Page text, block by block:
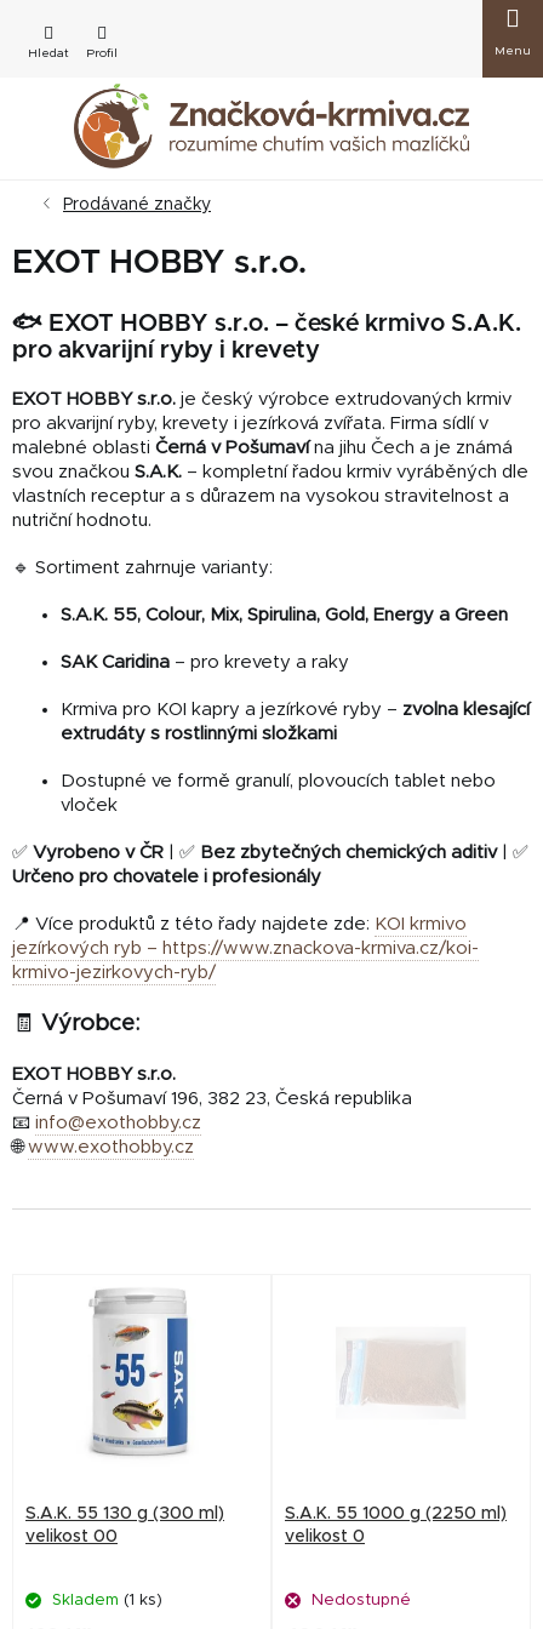
obsah
košík
Prodávané značky
EXOT HOBBY s.r.o.
🐟 EXOT HOBBY s.r.o. – české krmivo S.A.K.
pro akvarijní ryby i krevety
EXOT HOBBY s.r.o. je český výrobce extrudovaných krmiv
pro akvarijní ryby, krevety i jezírková zvířata. Firma sídlí v
malebné oblasti Černá v Pošumavína jihu Čech a je známá
svou značkou S.A.K. – kompletní řadou krmiv vyráběných dle
vlastních receptur a s důrazem na vysokou stravitelnost a
nutriční hodnotu.
🔹 Sortiment zahrnuje varianty:
S.A.K. 55, Colour, Mix, Spirulina, Gold, Energy a Green
SAK Caridina – pro krevety a raky
Krmiva pro KOI kapry a jezírkové ryby – zvolna klesající
extrudáty s rostlinnými složkami
Dostupné ve formě granulí, plovoucích tablet nebo
vloček
✅ Vyrobeno v ČR | ✅ Bez zbytečných chemických aditiv| ✅
Určeno pro chovatele i profesionály
📍 Více produktů z této řady najdete zde: KOI krmivo
jezírkových ryb – https://www.znackova-krmiva.cz/koi-
krmivo-jezirkovych-ryb/
🧾 Výrobce:
EXOT HOBBY s.r.o.
Černá v Pošumaví 196, 382 23, Česká republika
📧 info@exothobby.cz
🌐www.exothobby.cz
o
S.A.K. 55 130 g (300 ml)
velikost 00
Skladem (1 ks)
S.A.K. 55 1000 g (2250 ml)
velikost 0
Nedostupné